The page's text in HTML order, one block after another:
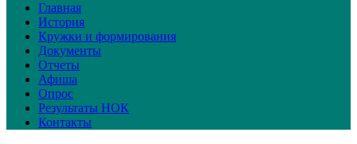
Главная
История
Кружки и формирования
Документы
Отчеты
Афиша
Опрос
Результаты НОК
Контакты